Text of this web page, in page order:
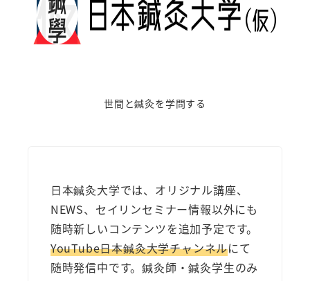
ジ
送
世間と鍼灸を学問する
日本鍼灸大学では、オリジナル講座、
NEWS、セイリンセミナー情報以外にも
随時新しいコンテンツを追加予定です。
YouTube日本鍼灸大学チャンネルにて
随時発信中です。鍼灸師・鍼灸学生のみ